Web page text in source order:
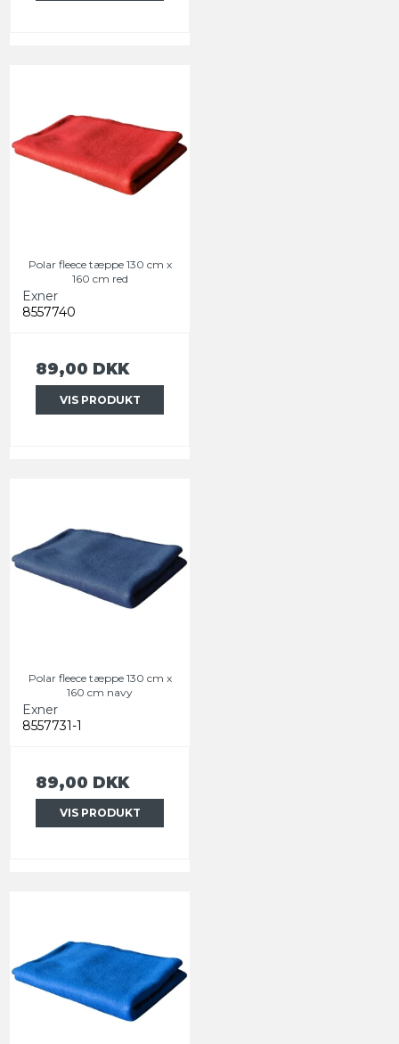
Polar fleece tæppe 130 cm x
160 cm red
Exner
8557740
89,00 DKK
VIS PRODUKT
Polar fleece tæppe 130 cm x
160 cm navy
Exner
8557731-1
89,00 DKK
VIS PRODUKT